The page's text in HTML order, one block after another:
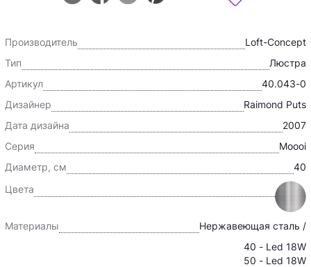
Производитель
Loft-Concept
Тип
Люстра
Артикул
40.043-0
Дизайнер
Raimond Puts
Дата дизайна
2007
Серия
Moooi
Диаметр, см
40
Цвета
Материалы Нержавеющая сталь /
40 - Led 18W
50 - Led 18W